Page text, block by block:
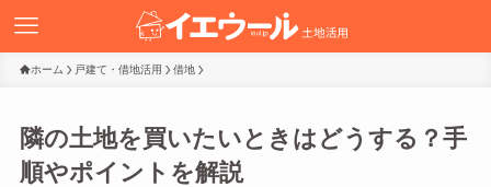
ホーム 戸建て・借地活用 借地
隣の土地を買いたいときはどうする？手
順やポイントを解説